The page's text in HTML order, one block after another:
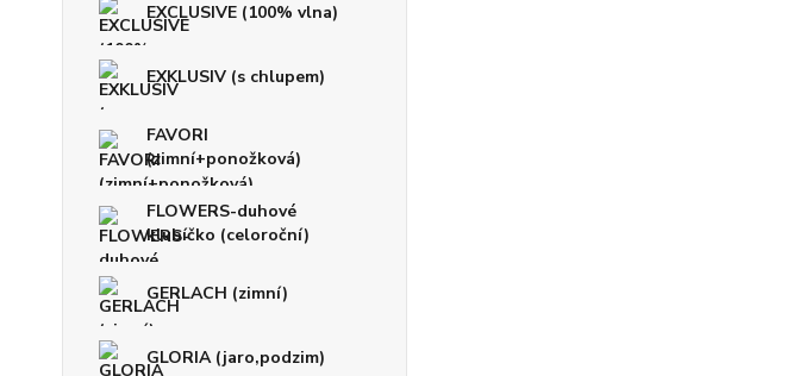
EXCLUSIVE (100% vlna)
EXKLUSIV (s chlupem)
FAVORI
(zimní+ponožková)
FLOWERS-duhové
klubíčko (celoroční)
GERLACH (zimní)
GLORIA (jaro,podzim)